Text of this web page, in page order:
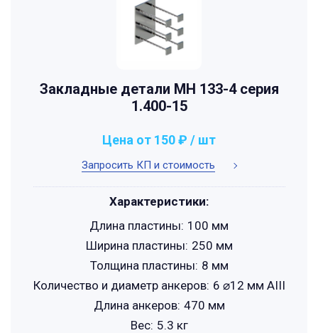
Закладные детали МН 133-4 серия
1.400-15
Запросить КП и стоимость
Цена от 150 ₽ / шт
Характеристики:
Длина пластины: 100 мм
Ширина пластины: 250 мм
Толщина пластины: 8 мм
Количество и диаметр анкеров: 6 ⌀12 мм АIII
Длина анкеров: 470 мм
Вес: 5.3 кг